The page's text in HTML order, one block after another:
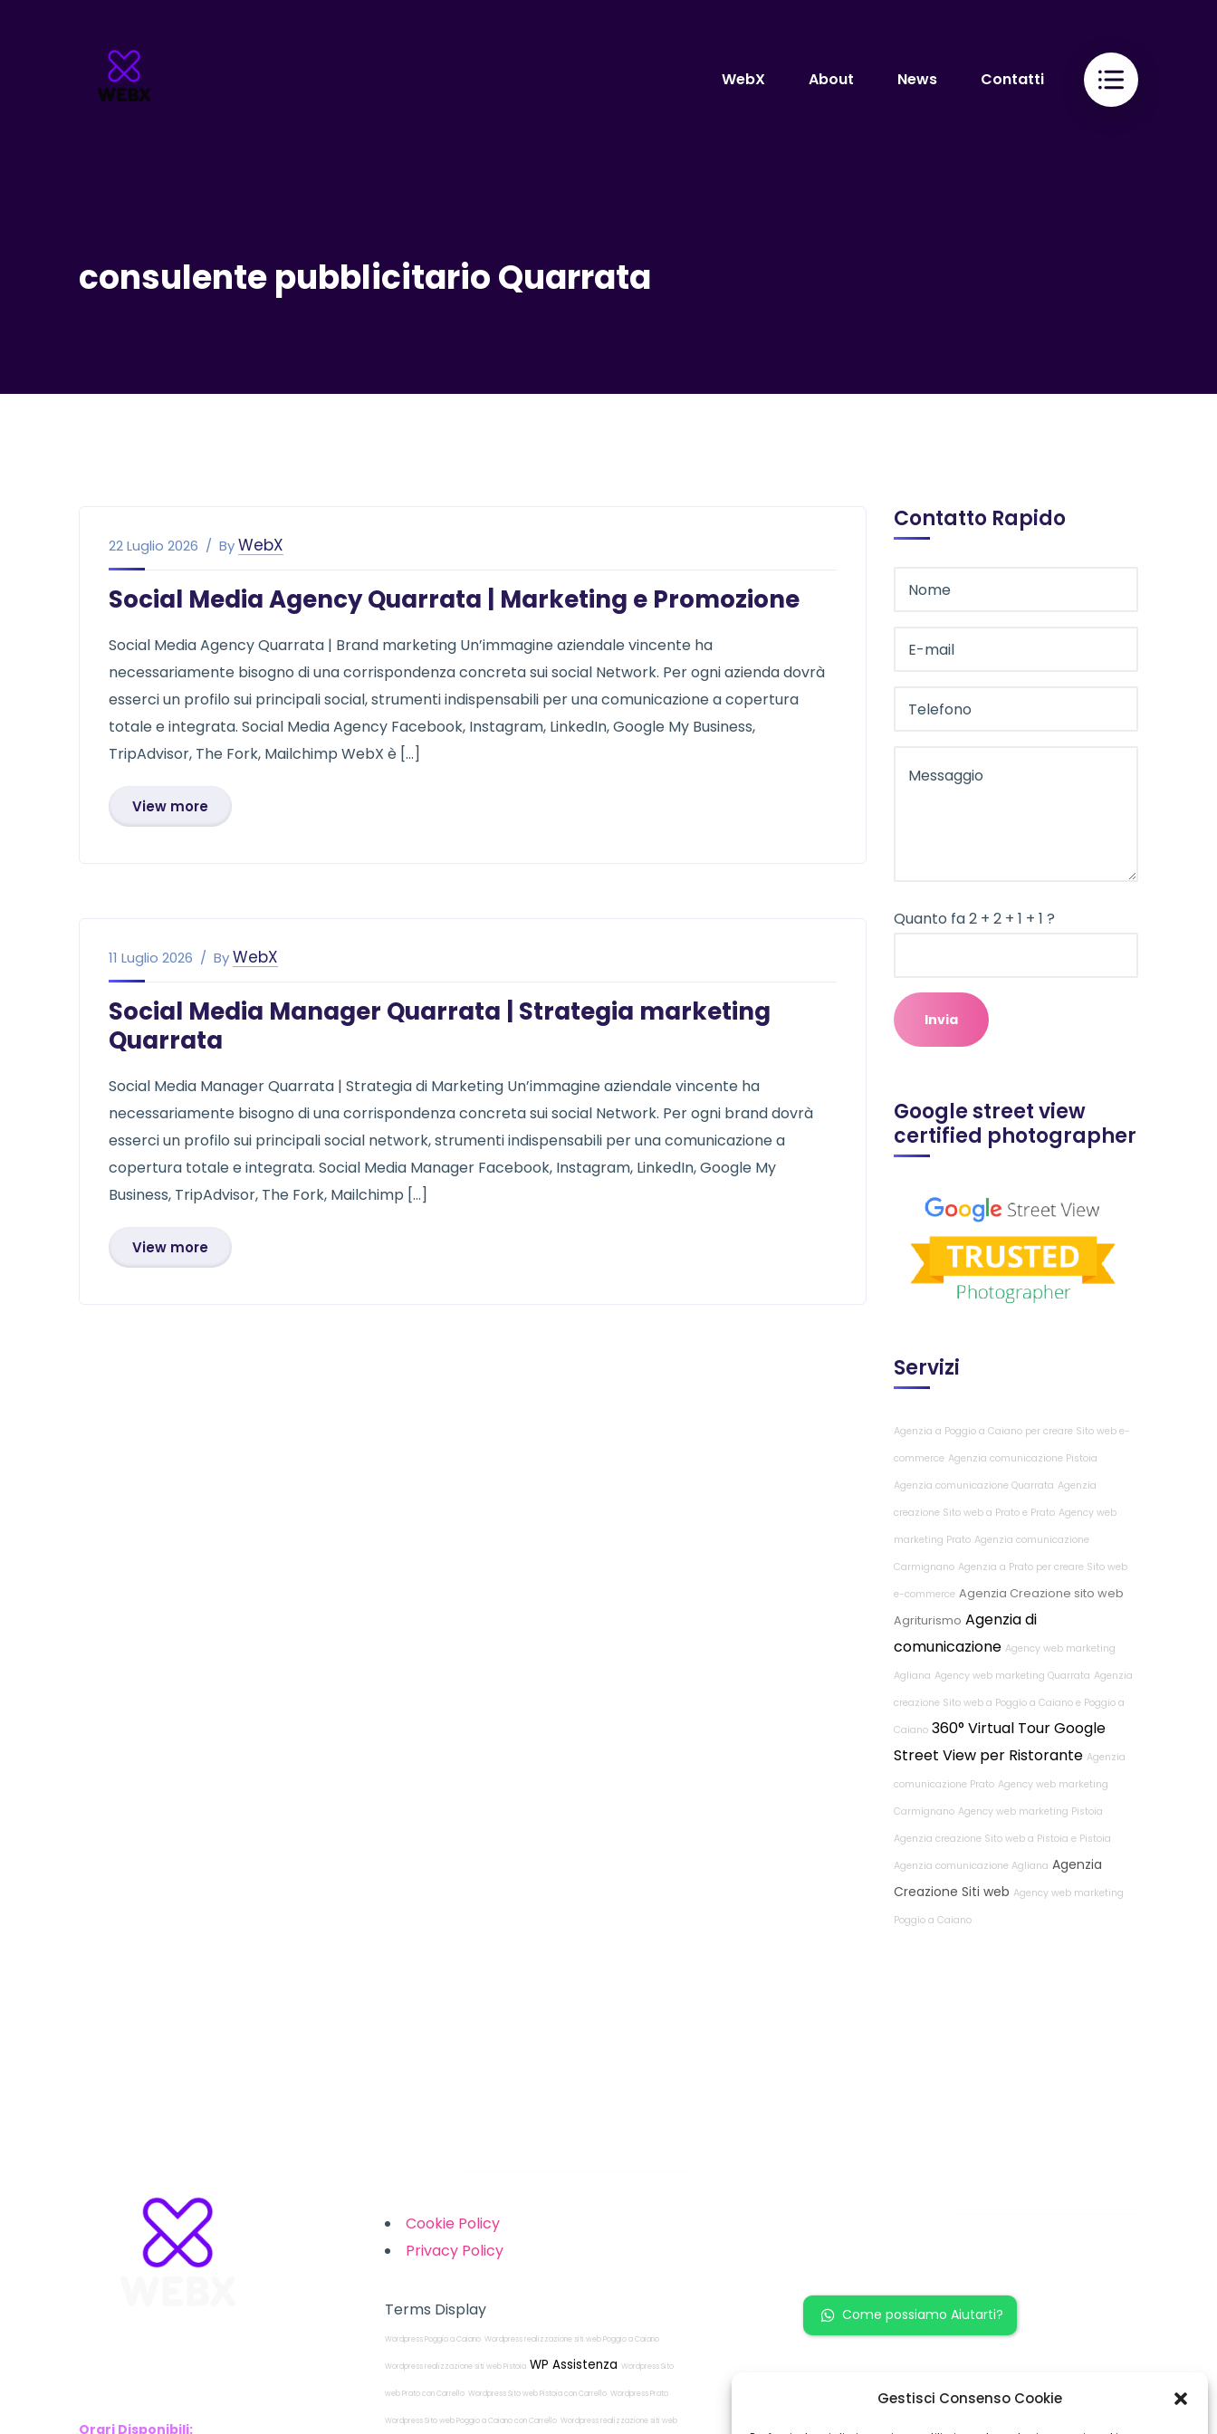
Gestisci Consenso Cookie
WebX About News Contatti
consulente pubblicitario Quarrata
22 Luglio 2026 ByWebX
Social Media Agency Quarrata | Marketing e Promozione
Social Media Agency Quarrata | Brand marketing Un’immagine aziendale vincente ha
necessariamente bisogno di una corrispondenza concreta sui social Network. Per ogni azienda dovrà
esserci un profilo sui principali social, strumenti indispensabili per una comunicazione a copertura
totale e integrata. Social Media Agency Facebook, Instagram, LinkedIn, Google My Business,
TripAdvisor, The Fork, Mailchimp WebX è […]
View more
11 Luglio 2026 ByWebX
Social Media Manager Quarrata | Strategia marketing
Quarrata
Social Media Manager Quarrata | Strategia di Marketing Un’immagine aziendale vincente ha
necessariamente bisogno di una corrispondenza concreta sui social Network. Per ogni brand dovrà
esserci un profilo sui principali social network, strumenti indispensabili per una comunicazione a
copertura totale e integrata. Social Media Manager Facebook, Instagram, LinkedIn, Google My
Business, TripAdvisor, The Fork, Mailchimp […]
View more
Contatto Rapido
Quanto fa 2 + 2 + 1 + 1 ?
Google street view
certified photographer
Servizi
Agenzia a Poggio a Caiano per creare Sito web e-
commerce Agenzia comunicazione Pistoia
Agenzia comunicazione Quarrata Agenzia
creazione Sito web a Prato e Prato Agency web
marketing Prato Agenzia comunicazione
Carmignano Agenzia a Prato per creare Sito web
e-commerce Agenzia Creazione sito web
Agriturismo Agenzia di
comunicazione Agency web marketing
Agliana Agency web marketing Quarrata Agenzia
creazione Sito web a Poggio a Caiano e Poggio a
Caiano 360° Virtual Tour Google
Street View per Ristorante Agenzia
comunicazione Prato Agency web marketing
Carmignano Agency web marketing Pistoia
Agenzia creazione Sito web a Pistoia e Pistoia
Agenzia comunicazione Agliana Agenzia
Creazione Siti web Agency web marketing
Poggio a Caiano
Orari Disponibili:
Cookie Policy
Privacy Policy
Terms Display
Wordpress Poggio a Caiano Wordpress realizzazione siti web Poggio a Caiano
Wordpress realizzazione siti web Pistoia WP Assistenza Wordpress Sito
web Prato con Carrello Wordpress Sito web Pistoia con Carrello Wordpress Prato
Wordpress Sito web Poggio a Caiano con Carrello Wordpress realizzazione siti web
Come possiamo Aiutarti?